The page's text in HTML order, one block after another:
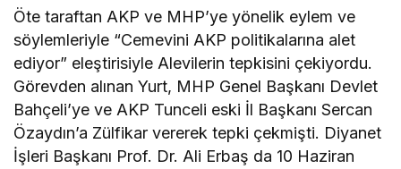
Öte taraftan AKP ve MHP’ye yönelik eylem ve
söylemleriyle “Cemevini AKP politikalarına alet
ediyor” eleştirisiyle Alevilerin tepkisini çekiyordu.
Görevden alınan Yurt, MHP Genel Başkanı Devlet
Bahçeli’ye ve AKP Tunceli eski İl Başkanı Sercan
Özaydın’a Zülfikar vererek tepki çekmişti. Diyanet
İşleri Başkanı Prof. Dr. Ali Erbaş da 10 Haziran